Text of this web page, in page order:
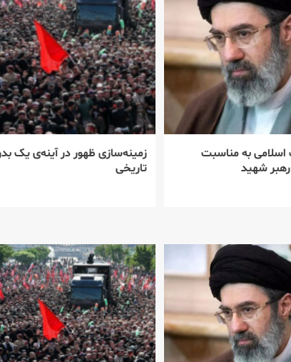
اسلامی به مناسبت
شهید
زمینه‌سازی ظهور در آینه‌ی یک
تاریخی